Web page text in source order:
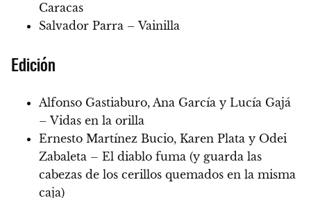
Caracas
Salvador Parra – Vainilla
Edición
Alfonso Gastiaburo, Ana García y Lucía Gajá
– Vidas en la orilla
Ernesto Martínez Bucio, Karen Plata y Odei
Zabaleta – El diablo fuma (y guarda las
cabezas de los cerillos quemados en la misma
caja)